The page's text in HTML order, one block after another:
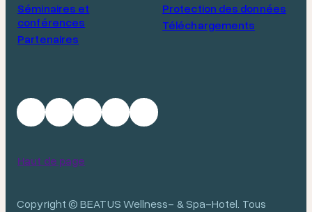
Séminaires et
conférences
Partenaires
Protection des données
Téléchargements
Copyright © BEATUS Wellness- & Spa-Hotel. Tous
Haut de page